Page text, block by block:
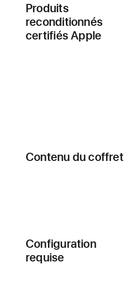
Produits
reconditionnés
certifiés Apple
Contenu du coffret
Configuration
requise